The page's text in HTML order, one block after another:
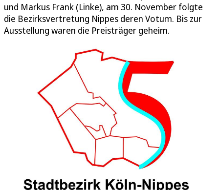
und Markus Frank (Linke), am 30. November folgte
die Bezirksvertretung Nippes deren Votum. Bis zur
Ausstellung waren die Preisträger geheim.